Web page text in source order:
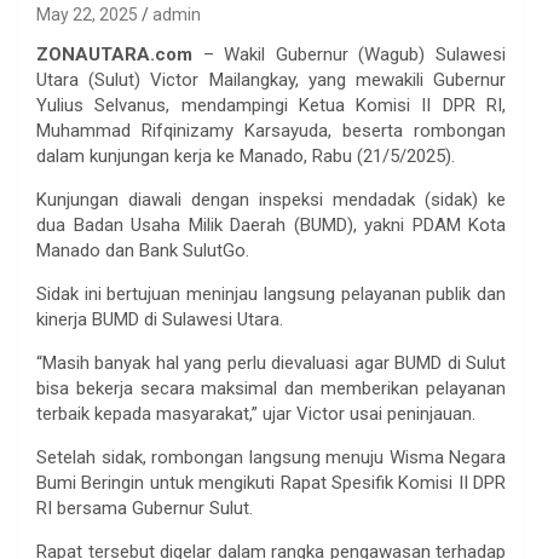
May 22, 2025 admin
ZONAUTARA.com – Wakil Gubernur (Wagub) Sulawesi
Utara (Sulut) Victor Mailangkay, yang mewakili Gubernur
Yulius Selvanus, mendampingi Ketua Komisi II DPR RI,
Muhammad Rifqinizamy Karsayuda, beserta rombongan
dalam kunjungan kerja ke Manado, Rabu (21/5/2025).
Kunjungan diawali dengan inspeksi mendadak (sidak) ke
dua Badan Usaha Milik Daerah (BUMD), yakni PDAM Kota
Manado dan Bank SulutGo.
Sidak ini bertujuan meninjau langsung pelayanan publik dan
kinerja BUMD di Sulawesi Utara.
“Masih banyak hal yang perlu dievaluasi agar BUMD di Sulut
bisa bekerja secara maksimal dan memberikan pelayanan
terbaik kepada masyarakat,” ujar Victor usai peninjauan.
Setelah sidak, rombongan langsung menuju Wisma Negara
Bumi Beringin untuk mengikuti Rapat Spesifik Komisi II DPR
RI bersama Gubernur Sulut.
Rapat tersebut digelar dalam rangka pengawasan terhadap